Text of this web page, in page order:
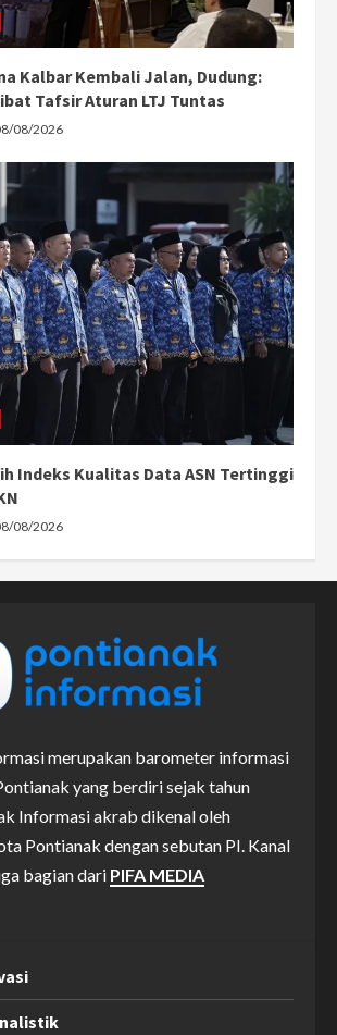
Kalbar Kembali Jalan, Dudung:
Tafsir Aturan LTJ Tuntas
08/2026
Indeks Kualitas Data ASN Tertinggi
08/2026
merupakan barometer informasi
yang berdiri sejak tahun
Informasi akrab dikenal oleh
Pontianak dengan sebutan PI. Kanal
bagian dari PIFA MEDIA